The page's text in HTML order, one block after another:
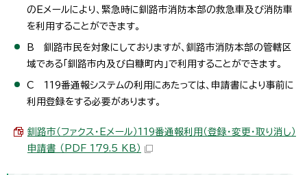
のEメールにより、緊急時に釧路市消防本部の救急車及び消防車
を利用することができます。
B 釧路市民を対象にしておりますが、釧路市消防本部の管轄区
域である「釧路市内及び白糠町内」で利用することができます。
C 119番通報システムの利用にあたっては、申請書により事前に
利用登録をする必要があります。
釧路市（ファクス・Eメール）119番通報利用（登録・変更・取り消し）
申請書 （PDF 179.5 KB）